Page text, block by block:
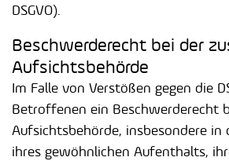
DSGVO).
Beschwerde­recht bei der
Aufsichts­behörde
Im Falle von Verstößen gegen die
Betroffenen ein Beschwerderecht
Aufsichtsbehörde, insbesondere
ihres gewöhnlichen Aufenthalts,